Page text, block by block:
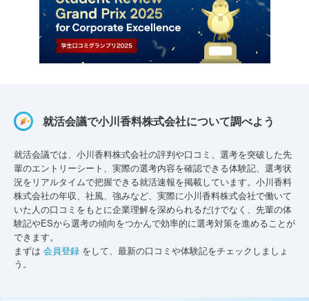
就活会議で小川香料株式会社について調べよう
就活会議では、小川香料株式会社の評判や口コミ、選考を突破した先
輩のエントリーシート、実際の選考内容を確認できる体験記、選考状
況をリアルタイムで把握できる就活速報を掲載しています。小川香料
株式会社の年収、社風、強みなど、実際に小川香料株式会社で働いて
いた人の口コミをもとに企業理解を深められるだけでなく、先輩の体
験記やESから選考の傾向をつかんで効率的に選考対策を進めることが
できます。
まずは 会員登録 をして、最新の口コミや体験記をチェックしましょ
う。